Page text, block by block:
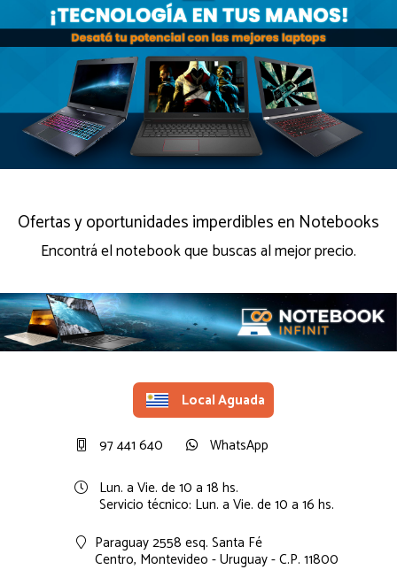
Ofertas y oportunidades imperdibles en Notebooks
Encontrá el notebook que buscas al mejor precio.
Local Aguada
97 441 640
WhatsApp
Lun. a Vie. de 10 a 18 hs.
Servicio técnico: Lun. a Vie. de 10 a 16 hs.
Paraguay 2558 esq. Santa Fé
Centro, Montevideo - Uruguay - C.P. 11800